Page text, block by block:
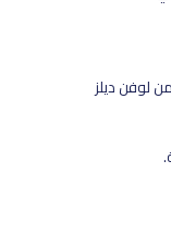
لوفن ديلز